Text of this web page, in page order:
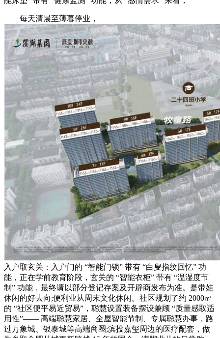
每天清晨至薄暮停业，
入户取玄关：入户门的 “智能门锁” 带有 “白叟指纹回忆” 功
能，正在学前教育阶段，玄关的 “智能衣柜” 带有 “温湿度节
制” 功能，最终请以部分登记存案及开辟商发布为准。是带娃
休闲的好去向;便利业从周末文化休闲。社区规划了约 2000㎡
的 “社区便平易近贸易”，聪慧设置装备摆设兼顾 “质量感取适
用性”—— 高端聪慧家居、全屋智能节制、专属聪慧办事，路
过万象城、银泰城等高端商圈;滨投嘉玺周边的医疗配套，做